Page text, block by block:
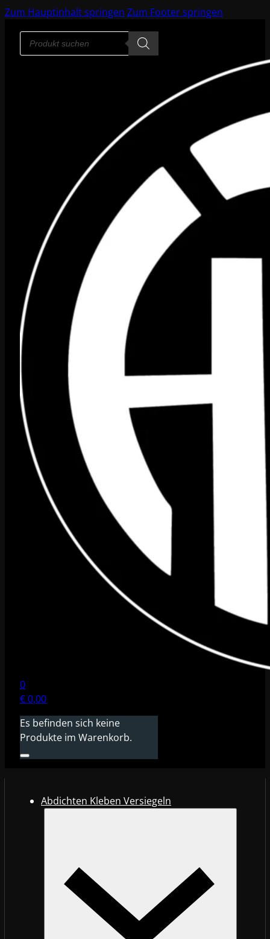
Zum Hauptinhalt springen Zum Footer springen
Products
search
0
€0,00
Es befinden sich keine
Produkte im Warenkorb.
Abdichten Kleben Versiegeln